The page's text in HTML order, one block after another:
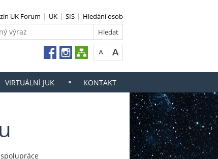
UK Forum UK SIS Hledání osob
VIRTUÁLNÍ JUK KONTAKT